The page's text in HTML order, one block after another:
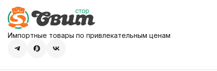
Импортные товары по привлекательным ценам